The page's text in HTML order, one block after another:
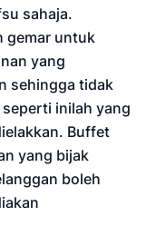
sahaja.
gemar untuk
yang
sehingga tidak
inilah yang
Buffet
yang bijak
boleh